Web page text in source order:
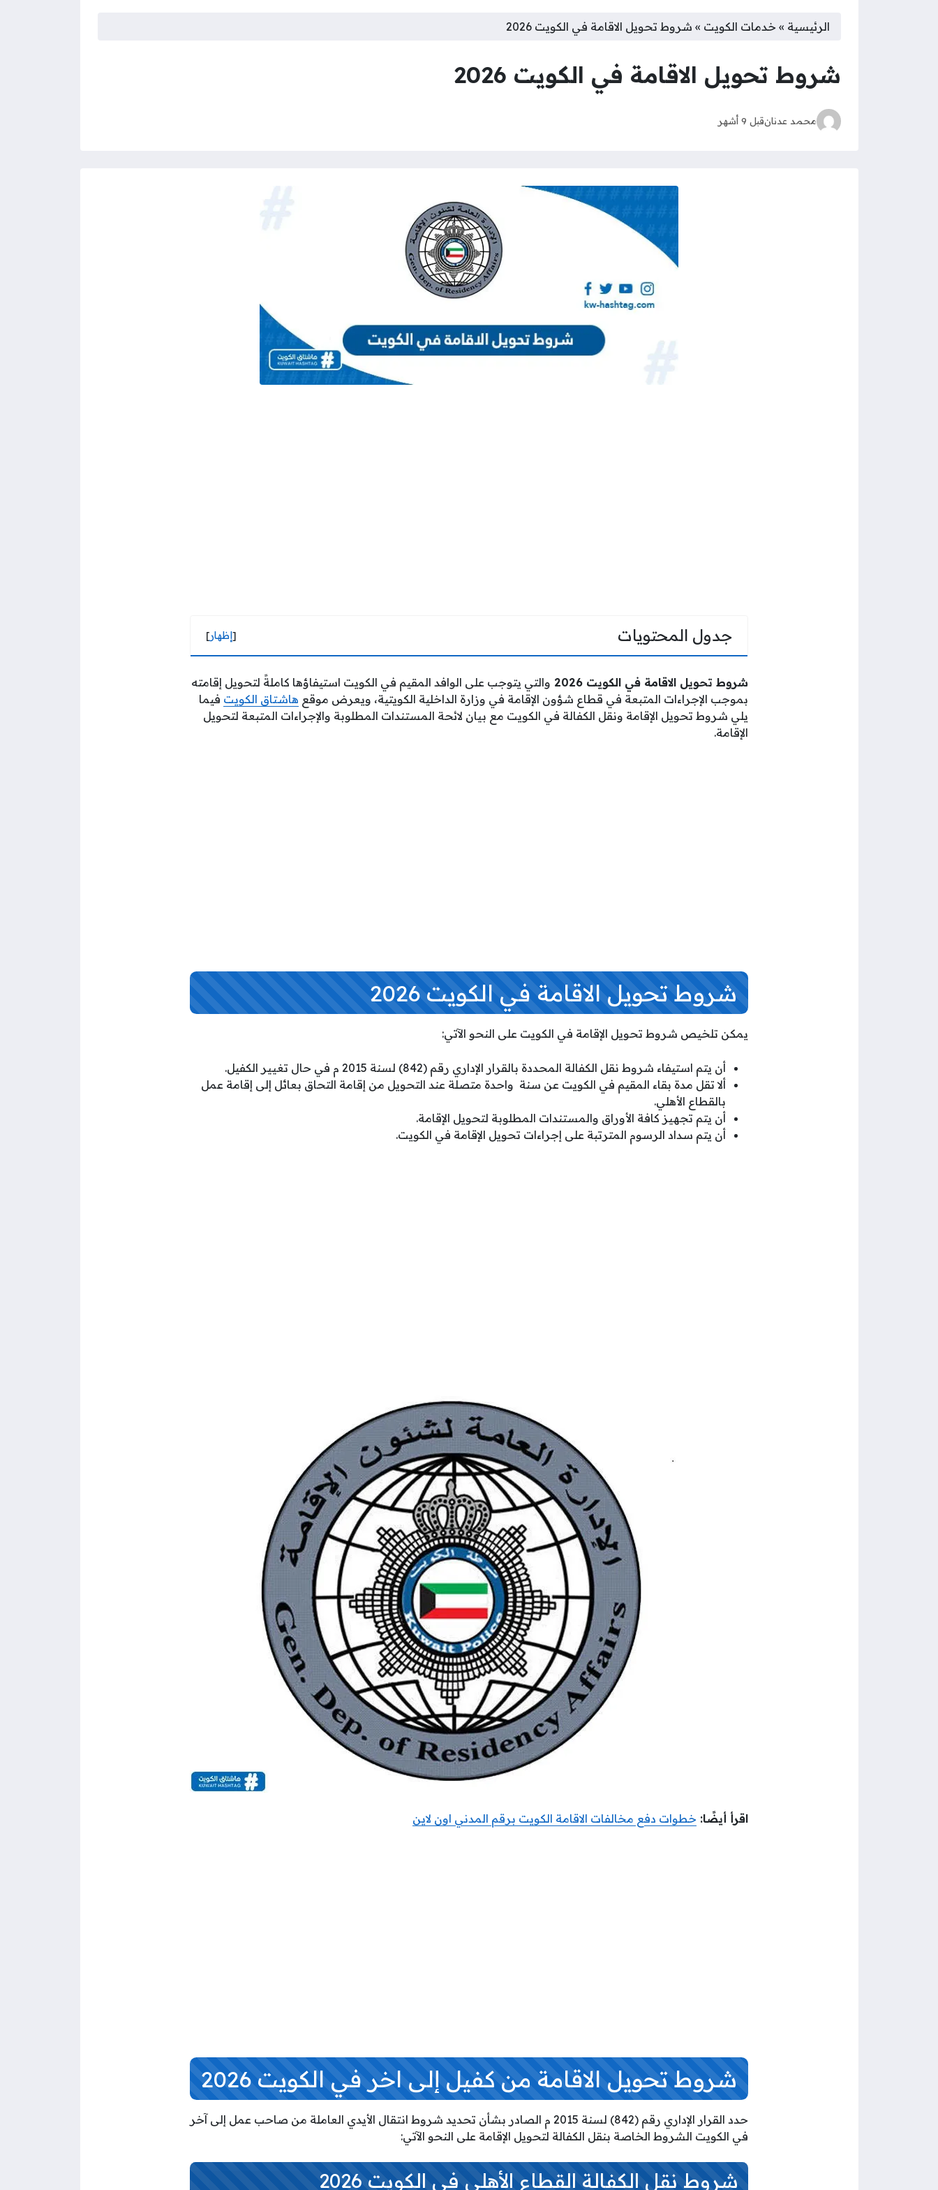
الرئيسية » خدمات الكويت » شروط تحويل الاقامة في الكويت 2026
شروط تحويل الاقامة في الكويت 2026
محمد عدنانقبل 9 أشهر
جدول المحتويات [إظهار]
شروط تحويل الاقامة في الكويت 2026
والتي يتوجب على الوافد المقيم في الكويت استيفاؤها كاملةً لتحويل إقامته
بموجب الإجراءات المتبعة في قطاع شؤون الإقامة في وزارة الداخلية الكويتية، ويعرض موقع هاشتاق الكويت فيما
يلي شروط تحويل الإقامة ونقل الكفالة في الكويت مع بيان لائحة المستندات المطلوبة والإجراءات المتبعة لتحويل
الإقامة.
شروط تحويل الاقامة في الكويت 2026
يمكن تلخيص شروط تحويل الإقامة في الكويت على النحو الآتي:
أن يتم استيفاء شروط نقل الكفالة المحددة بالقرار الإداري رقم (842) لسنة 2015 م في حال تغيير الكفيل.
ألا تقل مدة بقاء المقيم في الكويت عن سنة واحدة متصلة عند التحويل من إقامة التحاق بعائل إلى إقامة عمل
بالقطاع الأهلي.
أن يتم تجهيز كافة الأوراق والمستندات المطلوبة لتحويل الإقامة.
أن يتم سداد الرسوم المترتبة على إجراءات تحويل الإقامة في الكويت.
اقرأ أيضًا: خطوات دفع مخالفات الاقامة الكويت برقم المدني اون لاين
شروط تحويل الاقامة من كفيل إلى اخر في الكويت 2026
حدد القرار الإداري رقم (842) لسنة 2015 م الصادر بشأن تحديد شروط انتقال الأيدي العاملة من صاحب عمل إلى آخر
في الكويت الشروط الخاصة بنقل الكفالة لتحويل الإقامة على النحو الآتي:
شروط نقل الكفالة القطاع الأهلي في الكويت 2026